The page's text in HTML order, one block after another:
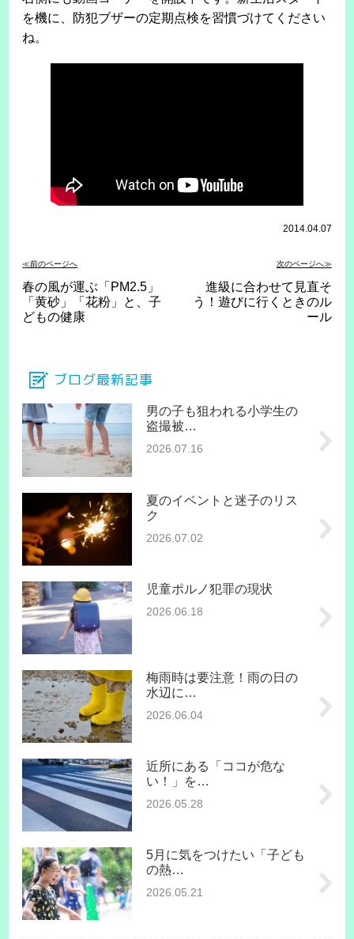
を機に、防犯ブザーの定期点検を習慣づけてください
ね。
2014.04.07
≪前のページへ 次のページへ≫
春の風が運ぶ「PM2.5」
「黄砂」「花粉」と、子
どもの健康
進級に合わせて見直そ
う！遊びに行くときのル
ール
ブログ最新記事
男の子も狙われる小学生の
盗撮被…
2026.07.16
夏のイベントと迷子のリス
ク
2026.07.02
児童ポルノ犯罪の現状
2026.06.18
梅雨時は要注意！雨の日の
水辺に…
2026.06.04
近所にある「ココが危な
い！」を…
2026.05.28
5月に気をつけたい「子ども
の熱…
2026.05.21